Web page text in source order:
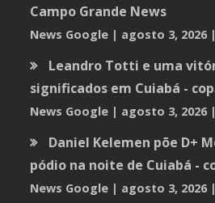
Campo Grande News
News Google agosto 3, 2026
Leandro Totti e uma
significados em Cuiabá -
News Google agosto 3, 2026
Daniel Kelemen põe D+
pódio na noite de Cuiabá -
News Google agosto 3, 2026